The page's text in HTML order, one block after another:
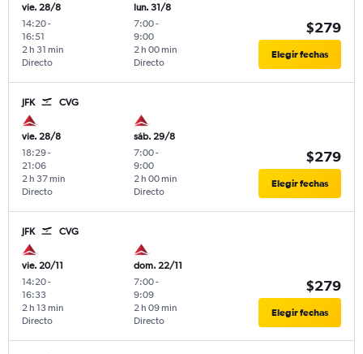
vie. 28/8
14:20-
16:51
Directo
2 h 31 min
lun. 31/8
7:00-
9:00
Directo
2 h 00 min
$279
Elegir fechas
JFK CVG
vie. 28/8
18:29-
21:06
Directo
2 h 37 min
sáb. 29/8
7:00-
9:00
Directo
2 h 00 min
$279
Elegir fechas
JFK CVG
vie. 20/11
14:20-
16:33
Directo
2 h 13 min
dom. 22/11
7:00-
9:09
Directo
2 h 09 min
$279
Elegir fechas